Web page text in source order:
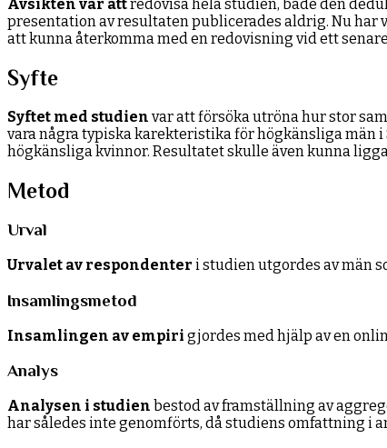
Avsikten var attredovisa hela studien, både den
presentation av resultaten publicerades aldrig. Nu har
att kunna återkomma med en redovisning vid ett
Syfte
Syftet med studien var att försöka utröna hur stor
vara några typiska karekteristika för högkänsliga män
högkänsliga kvinnor. Resultatet skulle även kunna
Metod
Urval
Urvalet av respondenter i studien utgordes av män
Insamlingsmetod
Insamlingen av empiri gjordes med hjälp av en
Analys
Analysen i studien bestod av framställning av
har således inte genomförts, då studiens omfattning i